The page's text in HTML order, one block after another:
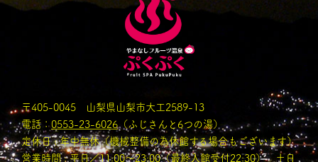
〒405-0045 山梨県山梨市大工2589-13
電話：0553-23-6026（ふじさんと6つの湯）
定休日 : 年中無休（機械整備の為休館する場合もございます）
営業時間 : 平日／11:00〜23:00（最終入館受付22:30） 土日